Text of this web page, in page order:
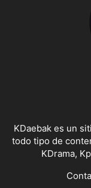
KDaebak es un
todo tipo de
KDrama,